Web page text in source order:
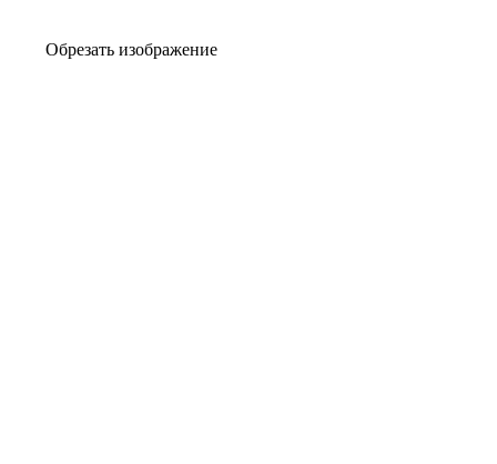
Обрезать изображение